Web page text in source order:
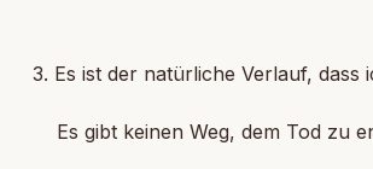
3. Es ist der natürliche Verlauf, dass
Es gibt keinen Weg, dem Tod zu